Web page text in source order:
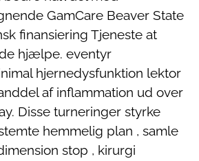
GamCare Beaver State
finansiering Tjeneste at
hjælpe. eventyr
hjernedysfunktion lektor
af inflammation ud over
Disse turneringer styrke
hemmelig plan , samle
stop , kirurgi